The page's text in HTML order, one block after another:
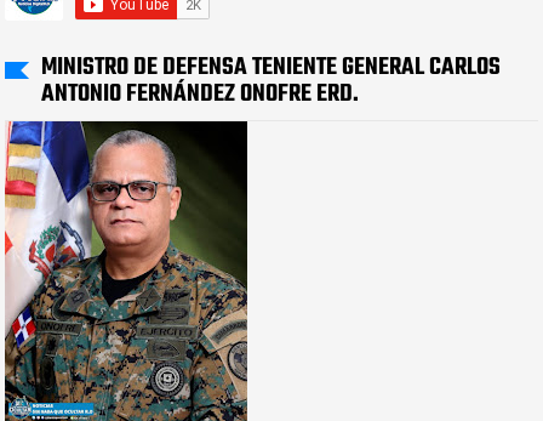
MINISTRO DE DEFENSA TENIENTE GENERAL CARLOS
ANTONIO FERNÁNDEZ ONOFRE ERD.